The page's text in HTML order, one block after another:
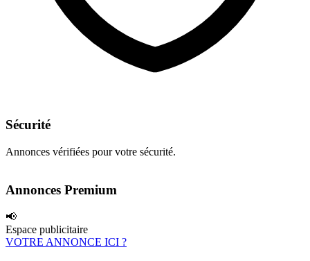
Sécurité
Annonces vérifiées pour votre sécurité.
Annonces Premium
📢
Espace publicitaire
VOTRE ANNONCE ICI ?